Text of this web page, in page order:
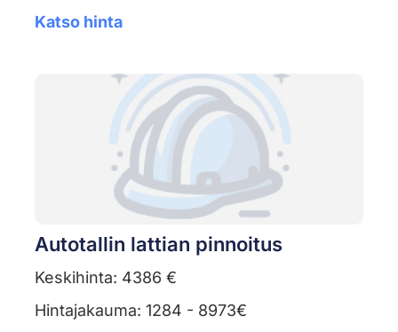
Katso hinta
Autotallin lattian pinnoitus
Keskihinta: 4386 €
Hintajakauma: 1284 - 8973€